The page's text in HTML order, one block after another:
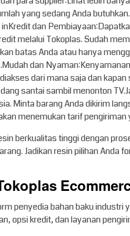
yang sedang Anda
dan
melalui Tokoplas. Sudah
batas Anda atau hanya
dan
dari mana saja dan
santai sambil menonton
Minta barang Anda dikirim
menemukan tarif pengiriman
berkualitas tinggi dengan
Jadikan resin pilihan Anda
penyedia bahan baku industri
opsi kredit, dan layanan